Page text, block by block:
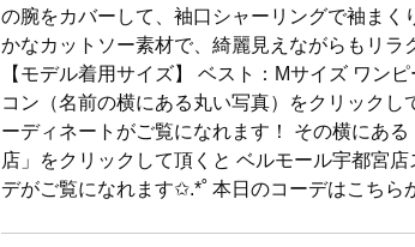
の腕をカバーして、袖口シャーリングで袖ま
かなカットソー素材で、綺麗見えながらもリラ
【モデル着用サイズ】 ベスト：Mサイズ ワン
コン（名前の横にある丸い写真）をクリックし
ーディネートがご覧になれます！ その横にあ
店」をクリックして頂くと ベルモール宇都宮
デがご覧になれます✩.*˚ 本日のコーデはこちら